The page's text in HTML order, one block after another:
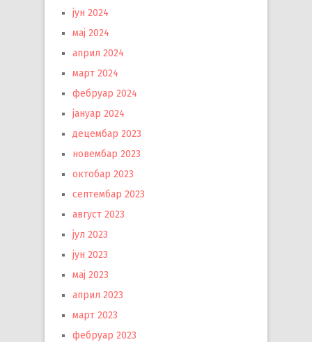
јун 2024
мај 2024
април 2024
март 2024
фебруар 2024
јануар 2024
децембар 2023
новембар 2023
октобар 2023
септембар 2023
август 2023
јул 2023
јун 2023
мај 2023
април 2023
март 2023
фебруар 2023